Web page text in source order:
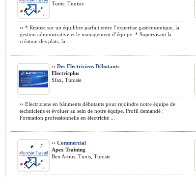
Tunis, Tunisie
›› * Repose sur un équilibre parfait entre l’expertise gastronomique, la
gestion administrative et le management d’équipe. * Supervisant la
création des plats, la ...
›› Des Electriciens Débutants
Electricplus
Sfax, Tunisie
›› Electriciens en bâtiments débutants pour rejoindre notre équipe de
techniciens et évoluer au sein de notre équipe. Profil demandé :
Formation professionnelle en électricité ...
›› Commercial
Apex Training
Ben Arous, Tunis, Tunisie